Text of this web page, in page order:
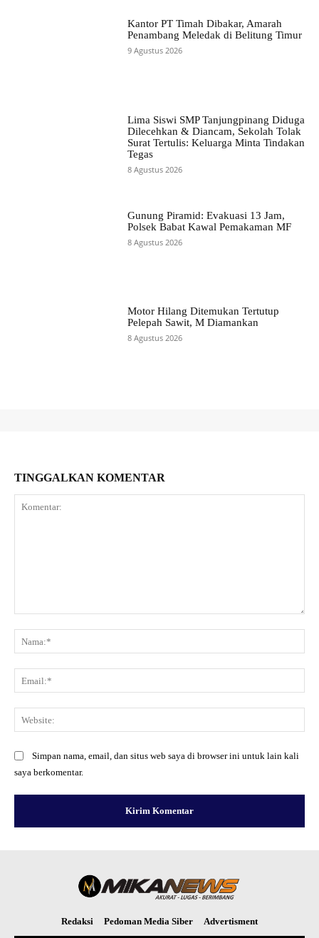
Kantor PT Timah Dibakar, Amarah
Penambang Meledak di Belitung Timur
9 Agustus 2026
Lima Siswi SMP Tanjungpinang Diduga
Dilecehkan & Diancam, Sekolah Tolak
Surat Tertulis: Keluarga Minta Tindakan
Tegas
8 Agustus 2026
Gunung Piramid: Evakuasi 13 Jam,
Polsek Babat Kawal Pemakaman MF
8 Agustus 2026
Motor Hilang Ditemukan Tertutup
Pelepah Sawit, M Diamankan
8 Agustus 2026
TINGGALKAN KOMENTAR
Simpan nama, email, dan situs web saya di browser ini untuk lain kali
saya berkomentar.
Redaksi Pedoman Media Siber Advertisment